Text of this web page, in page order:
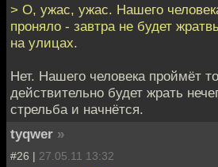
> О, ужас, ужас. Нашего
проняло - завтра не будет
на улицах.
Нет. Нашего человека проймёт
действительно будет жрать
стрельба и начнётся.
tyqwer »
#26 | 27.05.11 13:32